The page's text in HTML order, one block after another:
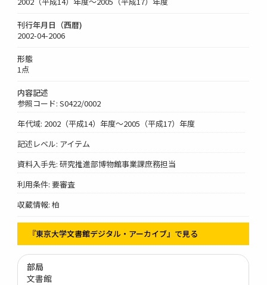
刊行年月日（西暦)
2002-04-2006
形態
1点
内容記述
参照コード: S0422/0002
年代域: 2002（平成14）年度～2005（平成17）年度
記述レベル: アイテム
資料入手先: 研究推進部博物館事業課庶務担当
利用条件: 要審査
収蔵情報: 柏
『東京大学文書館デジタル・アーカイブ』で見る
部局
文書館